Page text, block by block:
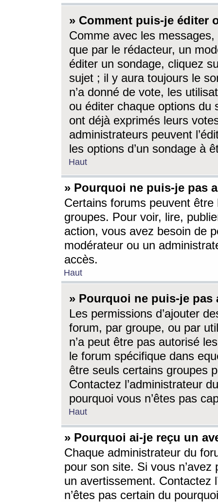
» Comment puis-je éditer
Comme avec les
que par le rédacteur, un
éditer un sondage, cliquez
sujet ; il y aura toujours le
n’a donné de vote, les
ou éditer chaque options du
ont déjà exprimés leurs
administrateurs peuvent
les options d’un sondage à
Haut
» Pourquoi ne puis-je pas
Certains forums peuvent être
groupes. Pour voir, lire,
action, vous avez besoin de
modérateur ou un
accès.
Haut
» Pourquoi ne puis-je
Les permissions d’ajouter
forum, par groupe, ou par
n’a peut être pas autorisé
le forum spécifique dans
être seuls certains groupes
Contactez l’administrateur
pourquoi vous n’êtes pas
Haut
» Pourquoi ai-je reçu un
Chaque administrateur du
pour son site. Si vous
un avertissement. Contactez
n’êtes pas certain du